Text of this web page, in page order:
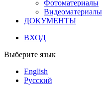
Фотоматериалы
Видеоматериалы
ДОКУМЕНТЫ
ВХОД
Выберите язык
English
Русский